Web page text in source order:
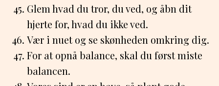
Glem hvad du tror, du ved, og åbn dit
hjerte for, hvad du ikke ved.
Vær i nuet og se skønheden omkring dig.
For at opnå balance, skal du først miste
balancen.